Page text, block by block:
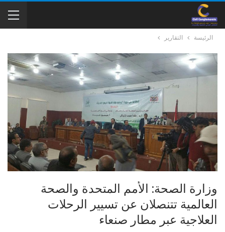
الرئيسة التقارير
وزارة الصحة: الأمم المتحدة والصحة
العالمية تتنصلان عن تسيير الرحلات
العلاجية عبر مطار صنعاء